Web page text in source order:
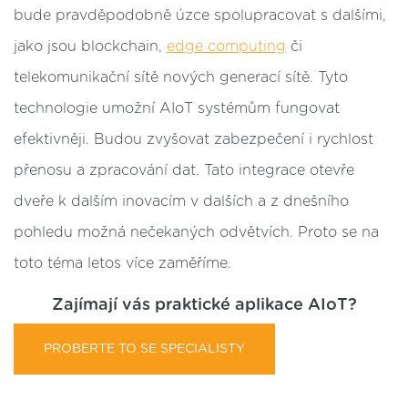
bude pravděpodobně úzce spolupracovat s dalšími,
jako jsou blockchain, edge computing či
telekomunikační sítě nových generací sítě. Tyto
technologie umožní AIoT systémům fungovat
efektivněji. Budou zvyšovat zabezpečení i rychlost
přenosu a zpracování dat. Tato integrace otevře
dveře k dalším inovacím v dalších a z dnešního
pohledu možná nečekaných odvětvích. Proto se na
toto téma letos více zaměříme.
Zajímají vás praktické aplikace AIoT?
PROBERTE TO SE SPECIALISTY